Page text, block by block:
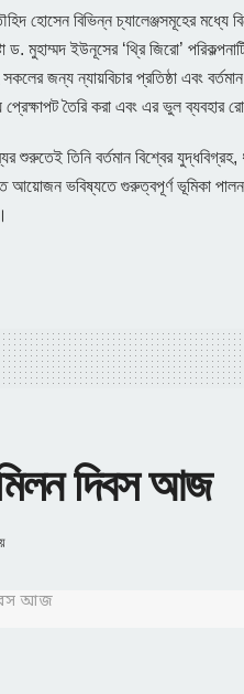
হোসেন বিভিন্ন চ্যালেঞ্জসমূহের মধ্যে
ড. মুহাম্মদ ইউনূসের ‘থ্রি জিরো’
জন্য ন্যায়বিচার প্রতিষ্ঠা এবং
প্রেক্ষাপট তৈরি করা এবং এর ভুল ব্যবহার
শুরুতেই তিনি বর্তমান বিশ্বের
আয়োজন ভবিষ্যতে গুরুত্বপূর্ণ ভূমিকা
দিবস আজ